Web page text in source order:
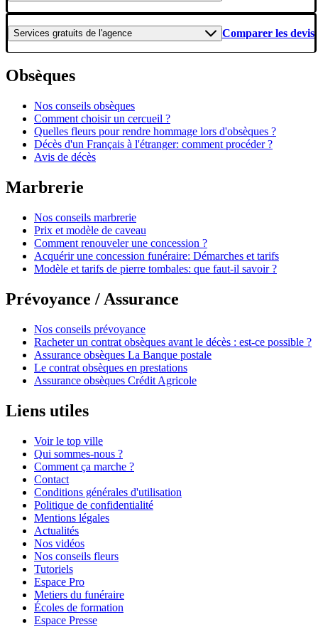
Services gratuits de l'agence Comparer les devis
Obsèques
Nos conseils obsèques
Comment choisir un cercueil ?
Quelles fleurs pour rendre hommage lors d'obsèques ?
Décès d'un Français à l'étranger: comment procéder ?
Avis de décès
Marbrerie
Nos conseils marbrerie
Prix et modèle de caveau
Comment renouveler une concession ?
Acquérir une concession funéraire: Démarches et tarifs
Modèle et tarifs de pierre tombales: que faut-il savoir ?
Prévoyance / Assurance
Nos conseils prévoyance
Racheter un contrat obsèques avant le décès : est-ce possible ?
Assurance obsèques La Banque postale
Le contrat obsèques en prestations
Assurance obsèques Crédit Agricole
Liens utiles
Voir le top ville
Qui sommes-nous ?
Comment ça marche ?
Contact
Conditions générales d'utilisation
Politique de confidentialité
Mentions légales
Actualités
Nos vidéos
Nos conseils fleurs
Tutoriels
Espace Pro
Metiers du funéraire
Écoles de formation
Espace Presse